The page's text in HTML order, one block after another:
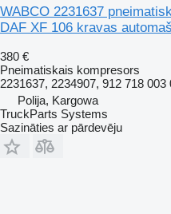
WABCO 2231637
DAF XF 106 kravas
380 €
Pneimatiskais kompresors
2231637, 2234907, 912 718 003
Polija, Kargowa
TruckParts Systems
Sazināties ar pārdevēju